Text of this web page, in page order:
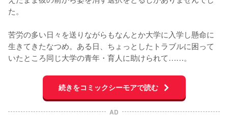
た。
苦労の多い日々を送りながらもなんとか大学に入学し懸命に
生きてきたなつめ。ある日、ちょっとしたトラブルに困って
いたところ同じ大学の青年・育人に助けられて……。
続きをコミックシーモアで読む
AD